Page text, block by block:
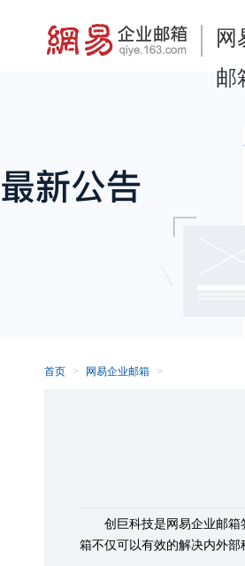
网
邮
首页 网易企业邮箱
创巨科技是网易企业邮
箱不仅可以有效的解决内外